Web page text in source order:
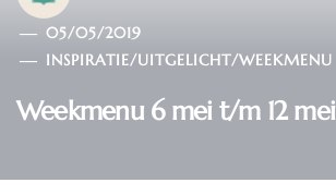
05/05/2019
INSPIRATIE/UITGELICHT/WEEKMENU
Weekmenu 6 mei t/m 12 mei